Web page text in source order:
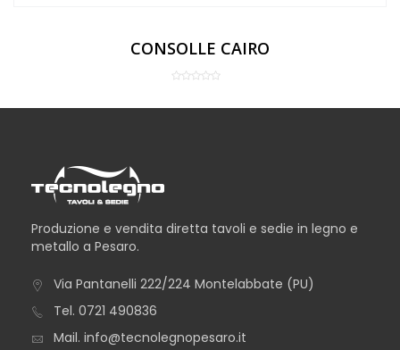
CONSOLLE CAIRO
Produzione e vendita diretta tavoli e sedie in legno e
metallo a Pesaro.
Via Pantanelli 222/224 Montelabbate (PU)
Tel. 0721 490836
Mail. info@tecnolegnopesaro.it